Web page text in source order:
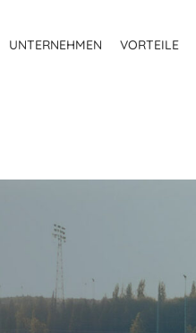
UNTERNEHMEN VORTEILE